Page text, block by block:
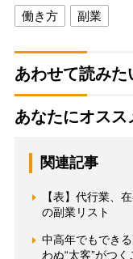
働き方 副業
あわせて読みた
あなたにオスス
関連記事
【表】代行業、
の副業リスト
中高年でもでき
わぬ“太客”がつく